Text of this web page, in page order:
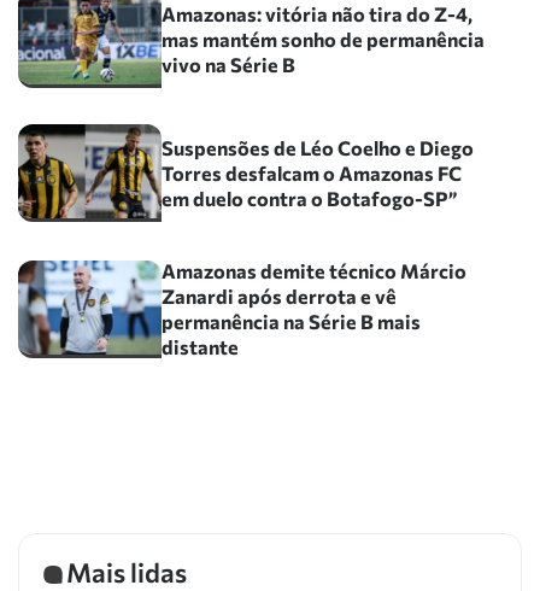
Amazonas: vitória não tira do Z-4,
mas mantém sonho de permanência
vivo na Série B
Suspensões de Léo Coelho e Diego
Torres desfalcam o Amazonas FC
em duelo contra o Botafogo-SP”
Amazonas demite técnico Márcio
Zanardi após derrota e vê
permanência na Série B mais
distante
Mais lidas